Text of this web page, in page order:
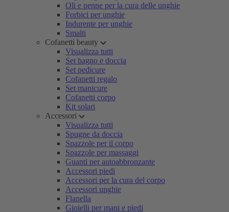
Oli e penne per la cura delle unghie
Forbici per unghie
Indurente per unghie
Smalti
Cofanetti beauty
Visualizza tutti
Set bagno e doccia
Set pedicure
Cofanetti regalo
Set manicure
Cofanetti corpo
Kit solari
Accessori
Visualizza tutti
Spugne da doccia
Spazzole per il corpo
Spazzole per massaggi
Guanti per autoabbronzante
Accessori piedi
Accessori per la cura del corpo
Accessori unghie
Flanella
Gioielli per mani e piedi